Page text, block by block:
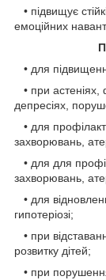
• підвищує
емоційних
• для
• при астеніях,
депресіях,
• для
захворювань,
• для для
захворювань,
• для
гипотеріозі;
• при
розвитку дітей;
• при